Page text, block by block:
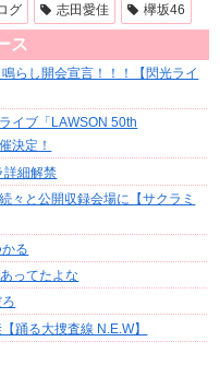
グ 志田愛佳 欅坂46
ス
らし開会宣言！！！【閃光ライ
イブ「LAWSON 50th
決定！
詳細解禁
々と公開収録会場に【サクラミ
る
ってたよな
踊る大捜査線 N.E.W】